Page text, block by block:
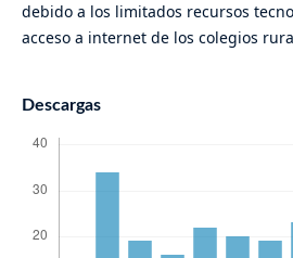
debido a los limitados recursos
acceso a internet de los colegios
Descargas